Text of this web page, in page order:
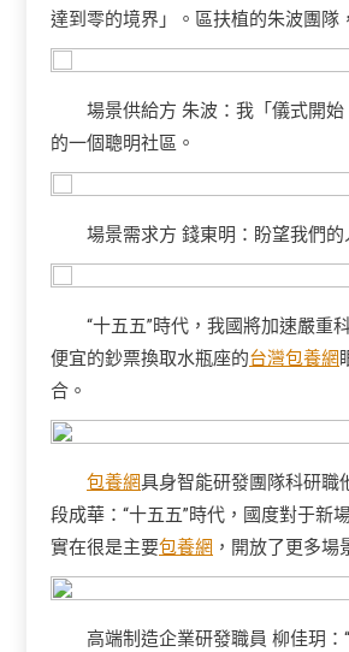
達到零的境界」。區扶植的朱波團隊
場景供給方 朱波：我「儀式開
的一個聰明社區。
場景需求方 錢東明：盼望我們
“十五五”時代，我國將加速嚴重
便宜的鈔票換取水瓶座的台灣包養網
合。
包養網具身智能研發團隊科研職
段成華：“十五五”時代，國度對于新
實在很是主要包養網 ，開放了更多
高端制造企業研發職員 柳佳玥